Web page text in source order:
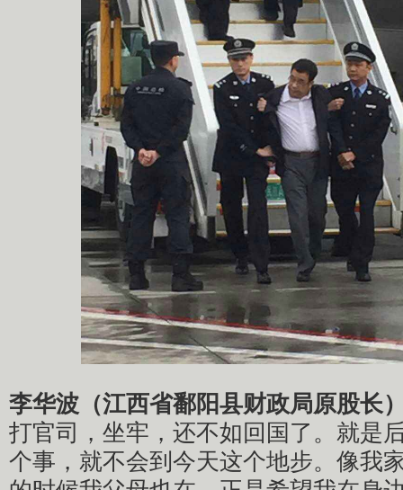
李华波（江西省鄱阳县财政局原股长
打官司，坐牢，还不如回国了。就是
个事，就不会到今天这个地步。像我